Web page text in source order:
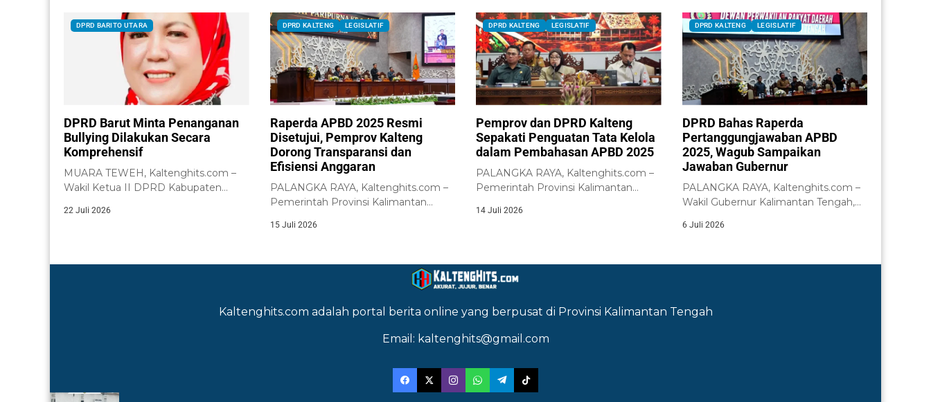
DPRD BARITO UTARA
DPRD Barut Minta Penanganan
Bullying Dilakukan Secara
Komprehensif
MUARA TEWEH, Kaltenghits.com –
Wakil Ketua II DPRD Kabupaten
22 Juli 2026
DPRD KALTENG LEGISLATIF
Raperda APBD 2025 Resmi
Disetujui, Pemprov Kalteng
Dorong Transparansi dan
Efisiensi Anggaran
PALANGKA RAYA, Kaltenghits.com –
Pemerintah Provinsi Kalimantan
Kalimantan...
15 Juli 2026
DPRD KALTENG LEGISLATIF
Pemprov dan DPRD Kalteng
Sepakati Penguatan Tata Kelola
dalam Pembahasan APBD 2025
PALANGKA RAYA, Kaltenghits.com –
Pemerintah Provinsi Kalimantan
Kalimantan...
14 Juli 2026
DPRD KALTENG LEGISLATIF
DPRD Bahas Raperda
Pertanggungjawaban APBD
2025, Wagub Sampaikan
Jawaban Gubernur
PALANGKA RAYA, Kaltenghits.com –
Wakil Gubernur Kalimantan Tengah,
6 Juli 2026
Kaltenghits.com adalah portal berita online yang berpusat di Provinsi Kalimantan Tengah
Email: kaltenghits@gmail.com